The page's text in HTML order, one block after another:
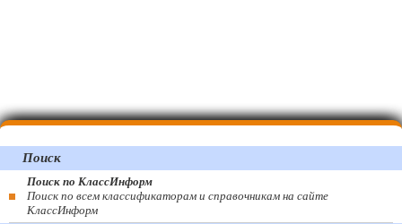
Поиск
Поиск по КлассИнформ
Поиск по всем классификаторам и справочникам на сайте
КлассИнформ